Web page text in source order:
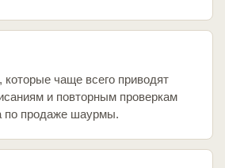
чаще всего приводят
и повторным проверкам
по продаже шаурмы.